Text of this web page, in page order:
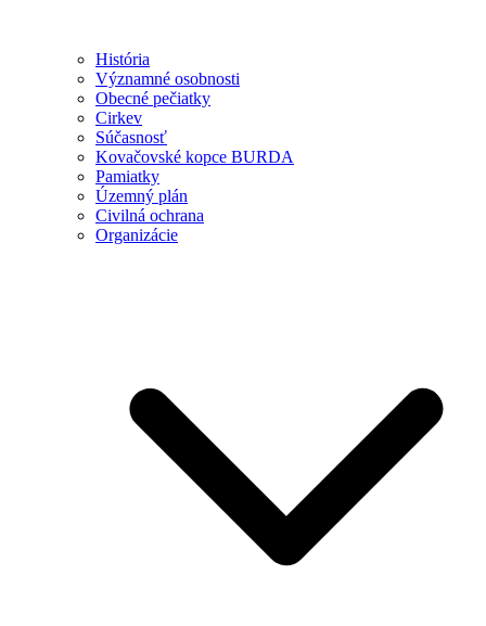
História
Významné osobnosti
Obecné pečiatky
Cirkev
Súčasnosť
Kovačovské kopce BURDA
Pamiatky
Územný plán
Civilná ochrana
Organizácie